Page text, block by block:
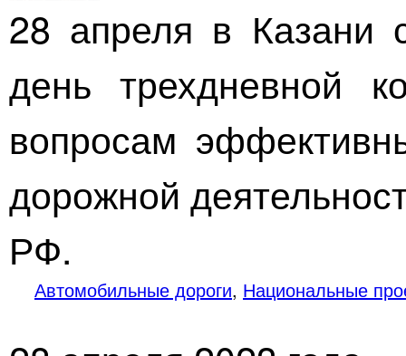
28 апреля в Казани
день трехдневной
вопросам
дорожной
РФ.
Автомобильные дороги, Национальные